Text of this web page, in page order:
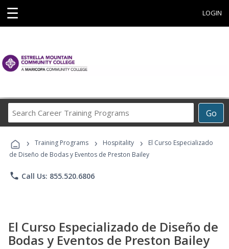
☰ LOGIN
Go
Career
Programs
› Training Programs › Hospitality ›
El Curso Especializado
de Diseño de Bodas y Eventos de Preston Bailey
phone Call Us: 855.520.6806
El Curso Especializado de Diseño de
Bodas y Eventos de Preston Bailey